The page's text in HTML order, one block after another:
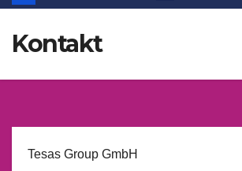
Kontakt
Tesas Group GmbH